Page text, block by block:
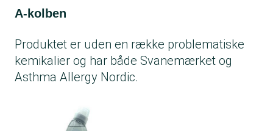
A-kolben
Produktet er uden en række problematiske
kemikalier og har både Svanemærket og
Asthma Allergy Nordic.